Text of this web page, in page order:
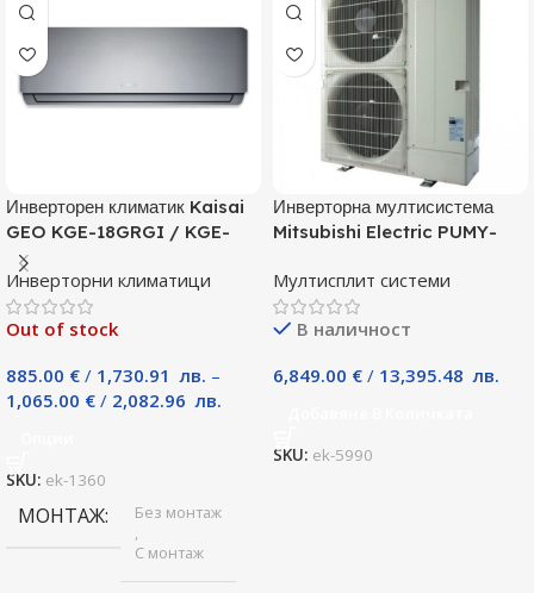
Инверторен климатик Kaisai
GEO KGE-18GRGI / KGE-
18GRGO, 18000 BTU, Клас
A++
Инверторни климатици
Out of stock
885.00 € / 1,730.91 лв. –
1,065.00 € / 2,082.96 лв.
SKU: ek-1360
МОНТАЖ
Без монтаж
,
С монтаж
Инверторна мултисистема
Mitsubishi Electric PUMY-
Мултисплит системи
В наличност
6,849.00 € / 13,395.48 лв.
SKU: ek-5990